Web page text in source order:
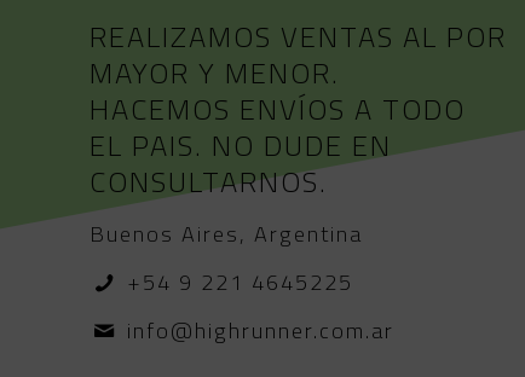
REALIZAMOS VENTAS AL POR
MAYOR Y MENOR.
HACEMOS ENVÍOS A TODO
EL PAIS. NO DUDE EN
CONSULTARNOS.
Buenos Aires, Argentina
+54 9 221 4645225
info@highrunner.com.ar